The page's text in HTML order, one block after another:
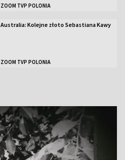
ZOOM TVP POLONIA
Australia: Kolejne złoto Sebastiana Kawy
ZOOM TVP POLONIA